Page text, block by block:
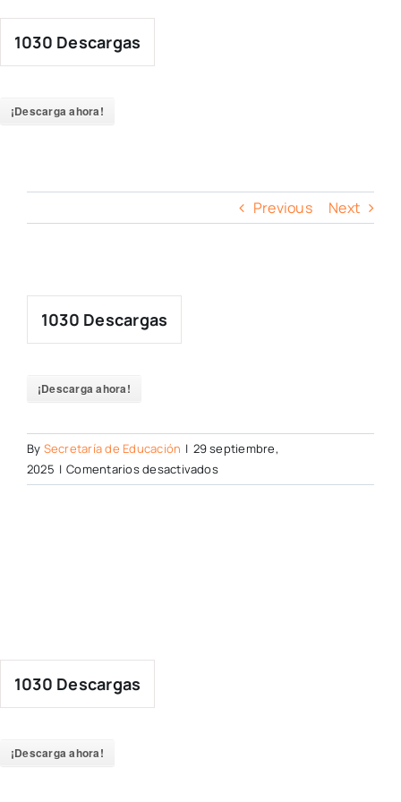
content
1030 Descargas
¡Descarga ahora!
Previous Next
1030 Descargas
¡Descarga ahora!
By Secretaría de Educación | 29 septiembre,
2025 | Comentarios desactivadosen
1030 Descargas
¡Descarga ahora!